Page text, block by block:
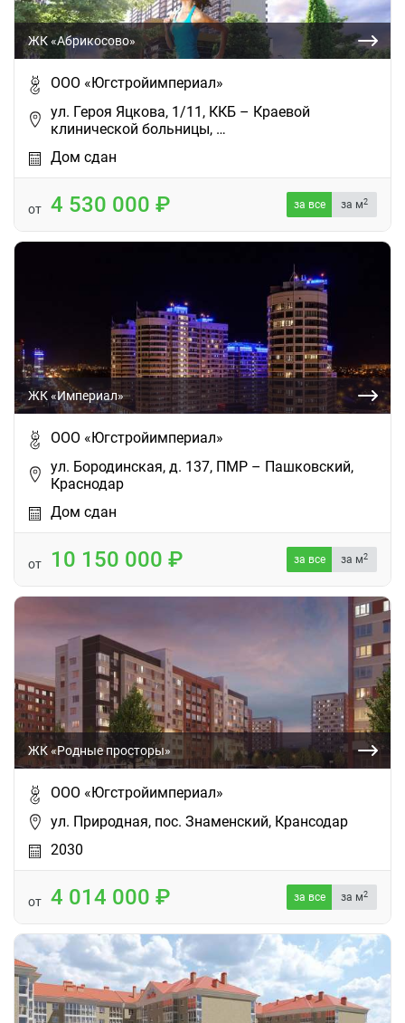
ЖК «Абрикосово»
ООО «Югстройимпериал»
ул. Героя Яцкова, 1/11, ККБ – Краевой
клинической больницы, …
Дом сдан
от 4 530 000 за все за м2
ЖК «Империал»
ООО «Югстройимпериал»
ул. Бородинская, д. 137, ПМР – Пашковский,
Краснодар
Дом сдан
от 10 150 000 за все за м2
ЖК «Родные просторы»
ООО «Югстройимпериал»
ул. Природная, пос. Знаменский, Крансодар
2030
от 4 014 000 за все за м2